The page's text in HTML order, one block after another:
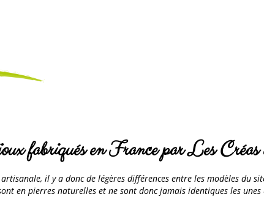
fabriqués en France par Les Créas
il y a donc de légères différences entre les modèles du
en pierres naturelles et ne sont donc jamais identiques les unes